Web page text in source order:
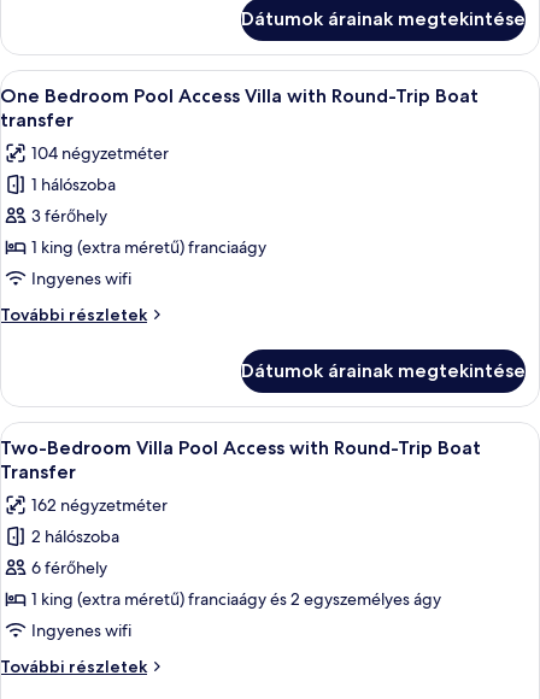
részletei
Dátumok árainak megtekintése
A
következő
szoba
összes
képének
megtekintése:
One
Bedroom
Pool
Access
with
Round-
Trip
Boat
transfer
Egy csúszdával ellátott
18
One Bedroom Pool Access Villa with Round-Trip Boat
transfer
104 négyzetméter
1 hálószoba
3 férőhely
1 king (extra méretű) franciaágy
Ingyenes wifi
További részletek
One
Villa
with
Round-
Trip
transfer
további
részletei
Dátumok árainak megtekintése
A
következő
szoba
összes
képének
megtekintése:
Two-
Bedroom
Villa
Pool
Egy modern ház, nagy
16
Two-Bedroom Villa Pool Access with Round-Trip Boat
Transfer
162 négyzetméter
2 hálószoba
6 férőhely
1 king (extra méretű) franciaágy és 2 egyszemélyes ágy
Ingyenes wifi
További részletek
Two-